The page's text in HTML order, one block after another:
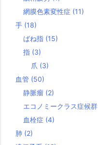
網膜色素変性症 (11)
手 (18)
ばね指 (15)
指 (3)
爪 (3)
血管 (50)
静脈瘤 (2)
エコノミークラス症候群
血栓症 (4)
肺 (2)